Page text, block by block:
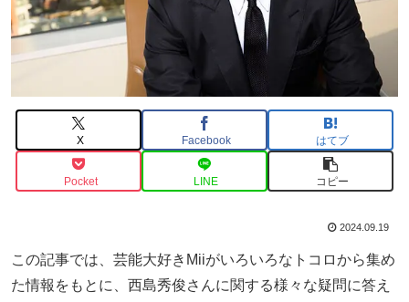
X Facebook はてブ
Pocket LINE コピー
2024.09.19
この記事では、芸能大好きMiiがいろいろなトコロから集め
た情報をもとに、西島秀俊さんに関する様々な疑問に答え